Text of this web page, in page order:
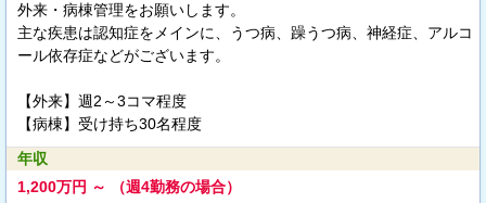
外来・病棟管理をお願いします。
主な疾患は認知症をメインに、うつ病、躁うつ病、神経症、アルコ
ール依存症などがございます。
【外来】週2～3コマ程度
【病棟】受け持ち30名程度
年収
1,200万円 ～ （週4勤務の場合）